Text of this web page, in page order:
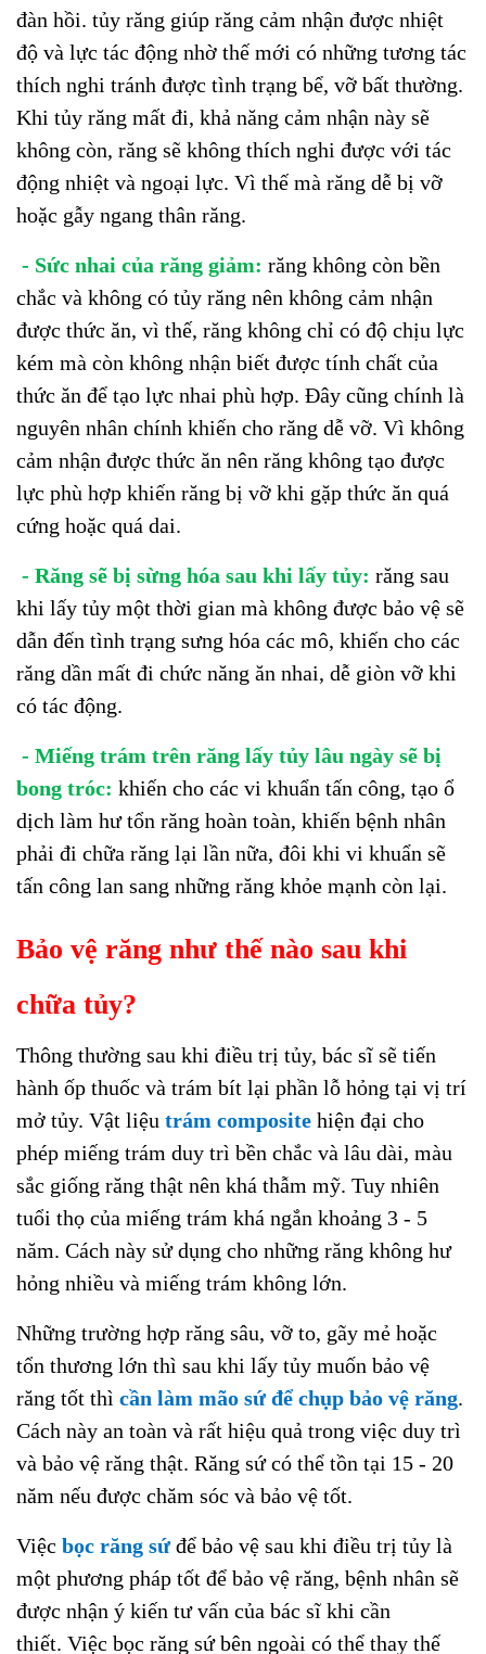
đàn hồi. tủy răng giúp răng cảm nhận được nhiệt
độ và lực tác động nhờ thế mới có những tương tác
thích nghi tránh được tình trạng bể, vỡ bất thường.
Khi tủy răng mất đi, khả năng cảm nhận này sẽ
không còn, răng sẽ không thích nghi được với tác
động nhiệt và ngoại lực. Vì thế mà răng dễ bị vỡ
hoặc gẫy ngang thân răng.
- Sức nhai của răng giảm: răng không còn bền
chắc và không có tủy răng nên không cảm nhận
được thức ăn, vì thế, răng không chỉ có độ chịu lực
kém mà còn không nhận biết được tính chất của
thức ăn để tạo lực nhai phù hợp. Đây cũng chính là
nguyên nhân chính khiến cho răng dễ vỡ. Vì không
cảm nhận được thức ăn nên răng không tạo được
lực phù hợp khiến răng bị vỡ khi gặp thức ăn quá
cứng hoặc quá dai.
- Răng sẽ bị sừng hóa sau khi lấy tủy: răng sau
khi lấy tủy một thời gian mà không được bảo vệ sẽ
dẫn đến tình trạng sưng hóa các mô, khiến cho các
răng dần mất đi chức năng ăn nhai, dễ giòn vỡ khi
có tác động.
- Miếng trám trên răng lấy tủy lâu ngày sẽ bị
bong tróc: khiến cho các vi khuẩn tấn công, tạo ổ
dịch làm hư tổn răng hoàn toàn, khiến bệnh nhân
phải đi chữa răng lại lần nữa, đôi khi vi khuẩn sẽ
tấn công lan sang những răng khỏe mạnh còn lại.
Bảo vệ răng như thế nào sau khi
chữa tủy?
Thông thường sau khi điều trị tủy, bác sĩ sẽ tiến
hành ốp thuốc và trám bít lại phần lỗ hỏng tại vị trí
mở tủy. Vật liệu trám composite hiện đại cho
phép miếng trám duy trì bền chắc và lâu dài, màu
sắc giống răng thật nên khá thẫm mỹ. Tuy nhiên
tuổi thọ của miếng trám khá ngắn khoảng 3 - 5
năm. Cách này sử dụng cho những răng không hư
hỏng nhiều và miếng trám không lớn.
Những trường hợp răng sâu, vỡ to, gãy mẻ hoặc
tổn thương lớn thì sau khi lấy tủy muốn bảo vệ
răng tốt thì cần làm mão sứ để chụp bảo vệ răng.
Cách này an toàn và rất hiệu quả trong việc duy trì
và bảo vệ răng thật. Răng sứ có thể tồn tại 15 - 20
năm nếu được chăm sóc và bảo vệ tốt.
Việc bọc răng sứ để bảo vệ sau khi điều trị tủy là
một phương pháp tốt để bảo vệ răng, bệnh nhân sẽ
được nhận ý kiến tư vấn của bác sĩ khi cần
thiết. Việc bọc răng sứ bên ngoài có thể thay thế